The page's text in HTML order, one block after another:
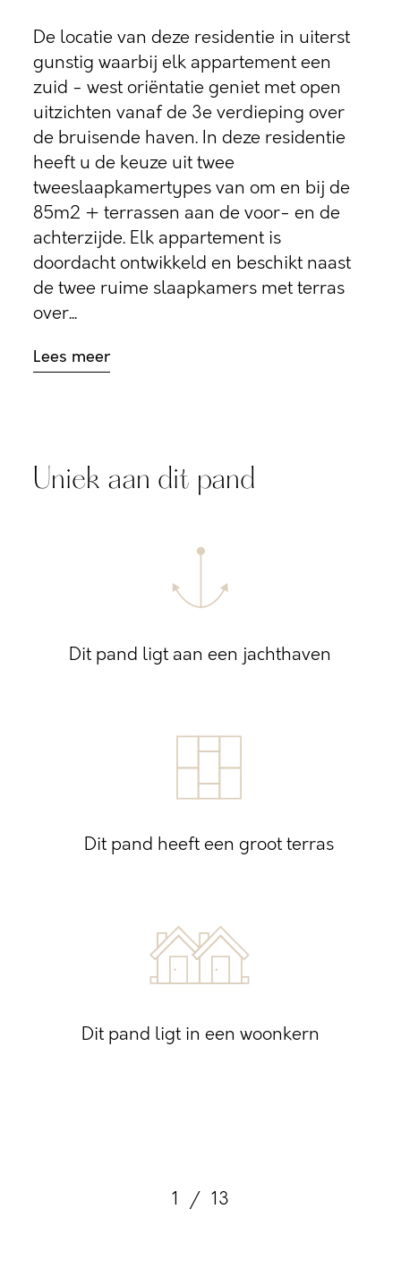
De locatie van deze residentie in uiterst
gunstig waarbij elk appartement een
zuid - west oriëntatie geniet met open
uitzichten vanaf de 3e verdieping over
de bruisende haven. In deze residentie
heeft u de keuze uit twee
tweeslaapkamertypes van om en bij de
85m2 + terrassen aan de voor- en de
achterzijde. Elk appartement is
doordacht ontwikkeld en beschikt naast
de twee ruime slaapkamers met terras
over...
Lees meer
Uniek aan dit pand
Dit pand ligt aan een jachthaven
Dit pand heeft een groot terras
Dit pand ligt in een woonkern
1 / 13